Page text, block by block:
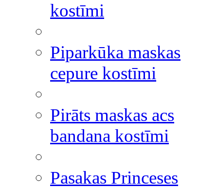
kostīmi
Piparkūka maskas
cepure kostīmi
Pirāts maskas acs
bandana kostīmi
Pasakas Princeses